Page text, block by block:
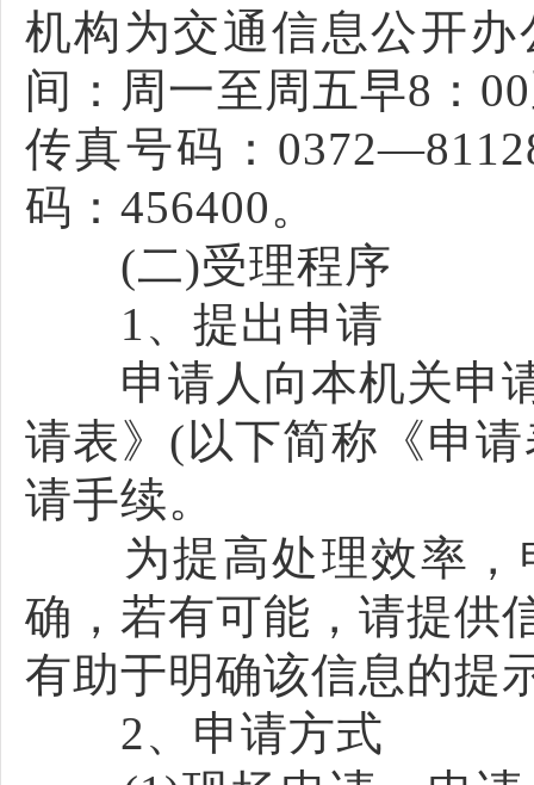
机构为交通信息公开
间：周一至周五早8：
传真号码：
码：456400。
(二)受理程序
1、提出申请
申请人向本机关申请
请表》(以下简称《申
请手续。
为提高处理效率，
确，若有可能，请提供
有助于明确该信息的提
2、申请方式